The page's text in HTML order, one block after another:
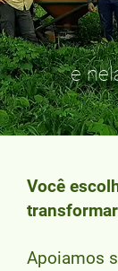
e
Você
Apoiamos